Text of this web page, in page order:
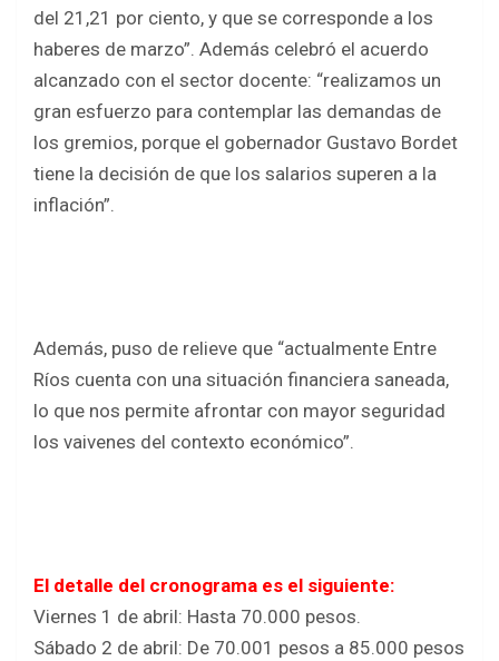
del 21,21 por ciento, y que se corresponde a los
haberes de marzo”. Además celebró el acuerdo
alcanzado con el sector docente: “realizamos un
gran esfuerzo para contemplar las demandas de
los gremios, porque el gobernador Gustavo Bordet
tiene la decisión de que los salarios superen a la
inflación”.
Además, puso de relieve que “actualmente Entre
Ríos cuenta con una situación financiera saneada,
lo que nos permite afrontar con mayor seguridad
los vaivenes del contexto económico”.
El detalle del cronograma es el siguiente:
Viernes 1 de abril: Hasta 70.000 pesos.
Sábado 2 de abril: De 70.001 pesos a 85.000 pesos